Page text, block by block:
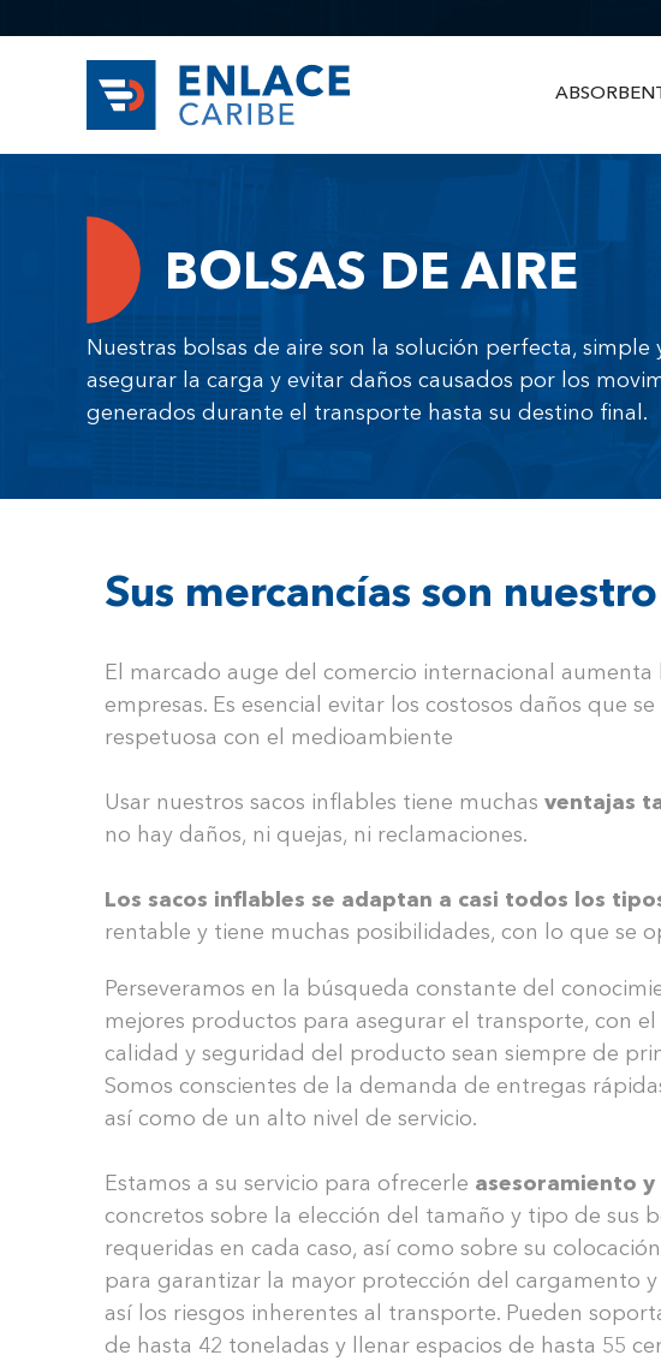
contenido
BOLSAS DE AIRE
Nuestras bolsas de aire son la solución perfecta, simple
asegurar la carga y evitar daños causados por los
generados durante el transporte hasta su destino final.
Sus mercancías son
El marcado auge del comercio internacional aumenta
empresas. Es esencial evitar los costosos daños que
respetuosa con el medioambiente
Usar nuestros sacos inflables tiene muchas ventajas
no hay daños, ni quejas, ni reclamaciones.
Los sacos inflables se adaptan a casi todos los
rentable y tiene muchas posibilidades, con lo que se
Perseveramos en la búsqueda constante del
mejores productos para asegurar el transporte, con
calidad y seguridad del producto sean siempre de
Somos conscientes de la demanda de entregas
así como de un alto nivel de servicio.
Estamos a su servicio para ofrecerle asesoramiento y
concretos sobre la elección del tamaño y tipo de sus
requeridas en cada caso, así como sobre su
para garantizar la mayor protección del cargamento
así los riesgos inherentes al transporte. Pueden
de hasta 42 toneladas y llenar espacios de hasta 55